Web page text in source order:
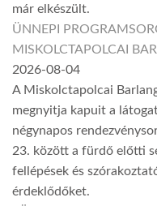
már elkészült.
ÜNNEPI
MISKOLCTAPOLCAI
2026-08-04
A Miskolctapolcai
megnyitja kapuit a
négynapos
23. között a fürdő előtti
fellépések és
érdeklődőket.